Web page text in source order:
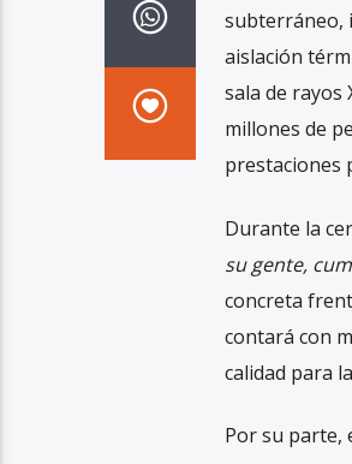
subterráneo,
aislación
sala de rayos
millones de
prestaciones
Durante la
su gente,
concreta
contará con
calidad para
Por su parte,